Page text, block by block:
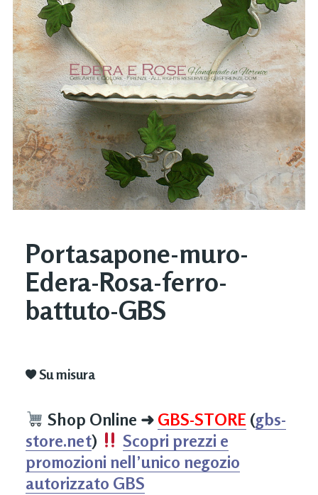
Portasapone-muro-
Edera-Rosa-ferro-
battuto-GBS
Su misura
Shop Online ➜ GBS-STORE (gbs-
store.net)
Scopri prezzi e
promozioni nell’unico negozio
autorizzato GBS